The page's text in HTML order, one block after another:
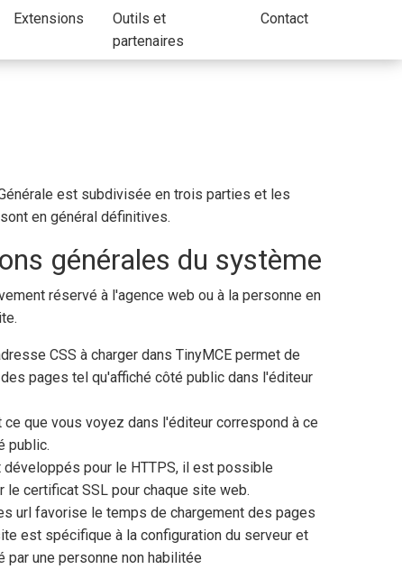
Extensions
Outils et
partenaires
Contact
est subdivisée en trois parties et les
en général définitives.
générales du système
réservé à l'agence web ou à la personne en
CSS à charger dans TinyMCE permet de
pages tel qu'affiché côté public dans l'éditeur
ce que vous voyez dans l'éditeur correspond à ce
public.
développés pour le HTTPS, il est possible
certificat SSL pour chaque site web.
url favorise le temps de chargement des pages
est spécifique à la configuration du serveur et
par une personne non habilitée